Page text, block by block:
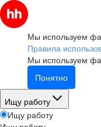
Мы используем
Правила
Мы используем
Понятно
Ищу работу
Ищу работу